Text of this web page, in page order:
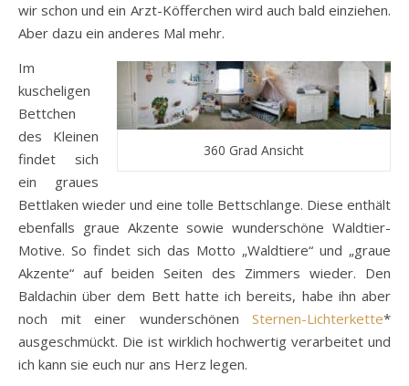
wir schon und ein Arzt-Köfferchen wird auch bald einziehen.
Aber dazu ein anderes Mal mehr.
360 Grad Ansicht
Im
kuscheligen
Bettchen
des Kleinen
findet sich
ein graues
Bettlaken wieder und eine tolle Bettschlange. Diese enthält
ebenfalls graue Akzente sowie wunderschöne Waldtier-
Motive. So findet sich das Motto „Waldtiere“ und „graue
Akzente“ auf beiden Seiten des Zimmers wieder. Den
Baldachin über dem Bett hatte ich bereits, habe ihn aber
noch mit einer wunderschönen Sternen-Lichterkette*
ausgeschmückt. Die ist wirklich hochwertig verarbeitet und
ich kann sie euch nur ans Herz legen.